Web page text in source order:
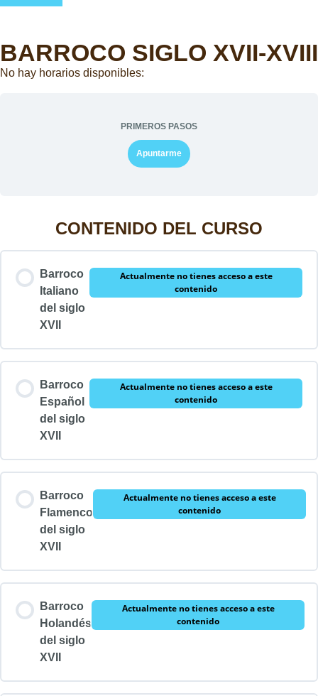
BARROCO SIGLO XVII-XVIII
No hay horarios disponibles:
PRIMEROS PASOS
Apuntarme
CONTENIDO DEL CURSO
Barroco
Italiano
del siglo
XVII
Actualmente no tienes acceso a este
contenido
Barroco
Español
del siglo
XVII
Actualmente no tienes acceso a este
contenido
Barroco
Flamenco
del siglo
XVII
Actualmente no tienes acceso a este
contenido
Barroco
Holandés
del siglo
XVII
Actualmente no tienes acceso a este
contenido